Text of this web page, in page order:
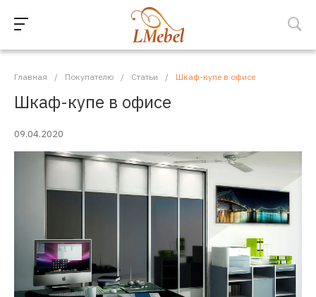
Главная / Покупателю / Статьи / Шкаф-купе в офисе
Шкаф-купе в офисе
09.04.2020